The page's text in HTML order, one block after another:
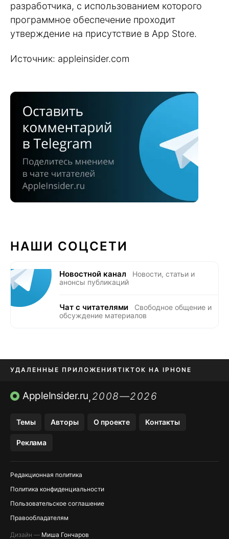
разработчика, с использованием которого
программное обеспечение проходит
утверждение на присутствие в App Store.
Источник: appleinsider.com
НАШИ СОЦСЕТИ
Новостной канал
Новости, статьи и
анонсы публикаций
Чат с читателями
Свободное общение и
обсуждение материалов
УДАЛЕННЫЕ ПРИЛОЖЕНИЯTIKTOK НА IPHONE
ПРИЛОЖЕНИЯ БЕЗ APP STORE
AppleInsider.ru,2008—2026
Темы Авторы О проекте Контакты
Реклама
Редакционная политика
Политика конфиденциальности
Пользовательское соглашение
Правообладателям
Дизайн — Миша Гончаров